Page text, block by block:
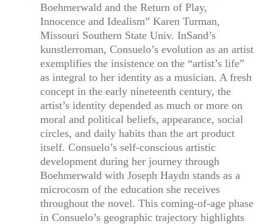
Boehmerwald and the Return of Play,
Innocence and Idealism” Karen Turman,
Missouri Southern State Univ. InSand’s
kunstlerroman, Consuelo’s evolution as an artist
exemplifies the insistence on the “artist’s life”
as integral to her identity as a musician. A fresh
concept in the early nineteenth century, the
artist’s identity depended as much or more on
moral and political beliefs, appearance, social
circles, and daily habits than the art product
itself. Consuelo’s self-conscious artistic
development during her journey through
Boehmerwald with Joseph Haydn stands as a
microcosm of the education she receives
throughout the novel. This coming-of-age phase
in Consuelo’s geographic trajectory highlights